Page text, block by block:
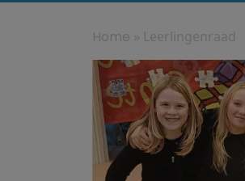
Home » Leerlingenraad